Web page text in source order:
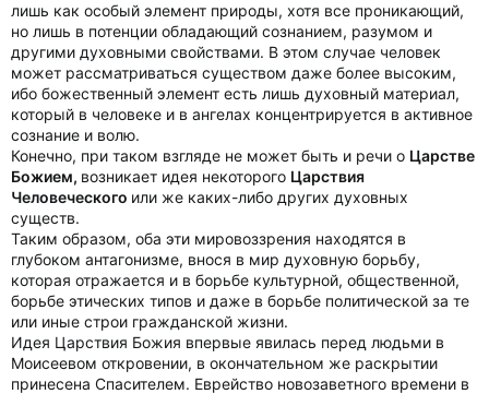
лишь как особый элемент природы, хотя все проникающий,
но лишь в потенции обладающий сознанием, разумом и
другими духовными свойствами. В этом случае человек
может рассматриваться существом даже более высоким,
ибо божественный элемент есть лишь духовный материал,
который в человеке и в ангелах концентрируется в активное
сознание и волю.
Конечно, при таком взгляде не может быть и речи о Царстве
Божием, возникает идея некоторого Царствия
Человеческого или же каких-либо других духовных
существ.
Таким образом, оба эти мировоззрения находятся в
глубоком антагонизме, внося в мир духовную борьбу,
которая отражается и в борьбе культурной, общественной,
борьбе этических типов и даже в борьбе политической за те
или иные строи гражданской жизни.
Идея Царствия Божия впервые явилась перед людьми в
Моисеевом откровении, в окончательном же раскрытии
принесена Спасителем. Еврейство новозаветного времени в